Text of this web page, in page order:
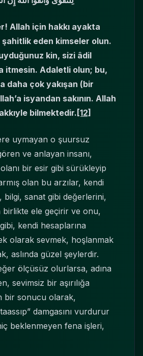
Allah için hakkı ayakta
eden kimseler olun.
kin, sizi âdil
itmesin. Adaletli olun; bu,
daha çok yakışan (bir
isyandan sakının. Allah
bilmektedir. [12]
uymayan o şuursuz
ve anlayan insanı,
bir esir gibi sürükleyip
olan bu arzılar, kendi
bilgi, sanat gibi değerlerini,
birlikte ele geçirir ve onu,
kendi hesaplarına
olarak sevmek, hoşlanmak
aslında güzel şeylerdir.
ölçüsüz olurlarsa, adına
sevimsiz bir aşırılığa
bir sonucu olarak,
damgasını vurdurur
beklenmeyen fena işleri,